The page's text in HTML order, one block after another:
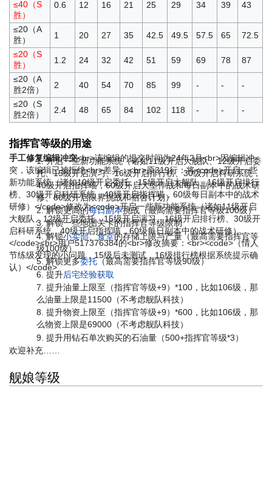
≤40（S
胜）
0.6 12 16 21 25 29 34 39 43
≤20（A
胜）
1 20 27 35 42.5 49.5 57.5 65
72.5
≤20（S
胜）
1.2 24 32 42 51 59 69 78
87
≤20（A
胜2倍）
2 40 54 70 85 99 - -
-
≤20（S
胜2倍）
2.4 48 65 84 102 118 - - -
指挥官等级的用途
手工修复编辑冲突<br>该编辑的提交时间为24年2月<br>因编辑冲
突，该编辑已被拒绝<hr>差异：<br>原319行：将<code>开启一些
新功能系统（诸如10级开启委托、15级开启大舰队、16级开启排行
榜、30级开启科研系统，40级开启指挥喵，60级每日副本中的战术
研修）</code>修改为<code>开启一些新功能系统（诸如11级开启
大舰队、12级开启委托、15级开启演习、16级开启排行榜、30级开
启科研系统，40级开启指挥喵，60级每日副本中的战术研修）
</code><hr>用户517376384的<br>修改摘要：<br><code>（情人
节练级发现的小问题，15级后未测试，16级排行榜根据系统提示确
认）</code>
开启一些新功能系统（诸如11级开启大舰队、12级开启委
托、15级开启演习、16级开启排行榜、30级开启科研系统，
40级开启指挥喵，60级开启大型作战和每日副本中的战术研
修、80级开启限界挑战和宿舍计划）
解锁更高的每日副本挑战（最高需要指挥官等级100级）
解锁一些地图关卡的指挥官等级限制
解锁小卖部、食堂的存储上限与产量（最高需要指挥官等
级100级）
解锁更多委托（最高需要指挥官等级90级）
提升后宅经验获取
提升油量上限至（指挥官等级+9）*100，比如106级，那
么油量上限是11500（不考虑舰队科技）
提升物资上限至（指挥官等级+9）*600，比如106级，那
么物资上限是69000（不考虑舰队科技）
提升用钻石单次购买的石油量（500+指挥官等级*3）
欢迎补充……
舰娘等级